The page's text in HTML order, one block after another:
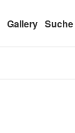
Gallery Suche